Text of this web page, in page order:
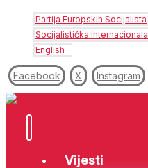
Partija Europskih Socijalista
Socijalistička Internacionala
English
Facebook X Instagram
Vijesti